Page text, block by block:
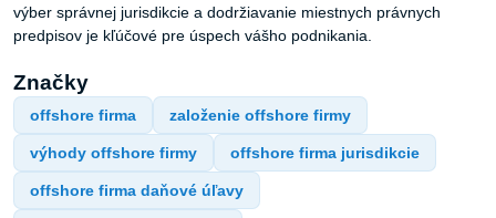
výber správnej jurisdikcie a dodržiavanie miestnych právnych
predpisov je kľúčové pre úspech vášho podnikania.
Značky
offshore firma založenie offshore firmy
výhody offshore firmy offshore firma jurisdikcie
offshore firma daňové úľavy